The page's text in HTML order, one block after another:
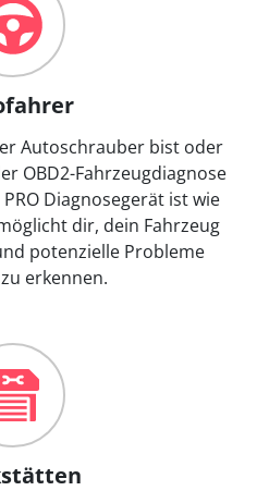
Autoschrauber bist oder
OBD2-Fahrzeugdiagnose
Diagnosegerät ist wie
dir, dein Fahrzeug
potenzielle Probleme
erkennen.